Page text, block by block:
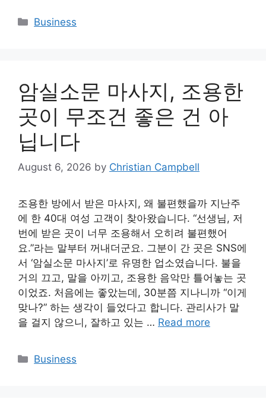
Categories
Business
암실소문 마사지, 조용한
곳이 무조건 좋은 건 아
닙니다
August 6, 2026 by Christian Campbell
조용한 방에서 받은 마사지, 왜 불편했을까 지난주
에 한 40대 여성 고객이 찾아왔습니다. “선생님, 저
번에 받은 곳이 너무 조용해서 오히려 불편했어
요.”라는 말부터 꺼내더군요. 그분이 간 곳은 SNS에
서 ‘암실소문 마사지’로 유명한 업소였습니다. 불을
거의 끄고, 말을 아끼고, 조용한 음악만 틀어놓는 곳
이었죠. 처음에는 좋았는데, 30분쯤 지나니까 “이게
맞나?” 하는 생각이 들었다고 합니다. 관리사가 말
을 걸지 않으니, 잘하고 있는 … Read more
Categories
Business